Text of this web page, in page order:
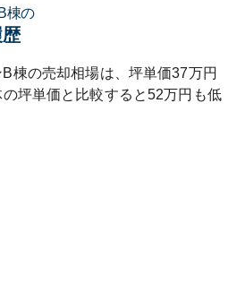
棟の
B棟の売却相場は、坪単価37万円
の坪単価と比較すると52万円も低